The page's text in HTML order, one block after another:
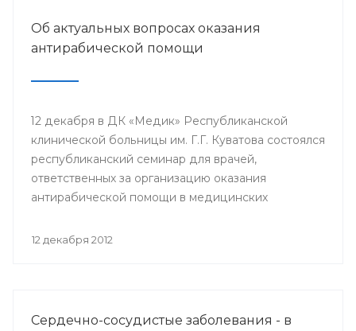
Об актуальных вопросах оказания
антирабической помощи
12 декабря в ДК «Медик» Республиканской
клинической больницы им. Г.Г. Куватова состоялся
республиканский семинар для врачей,
ответственных за организацию оказания
антирабической помощи в медицинских
организовано Минздравом РБ с целью
12 декабря 2012
Сердечно-сосудистые заболевания - в